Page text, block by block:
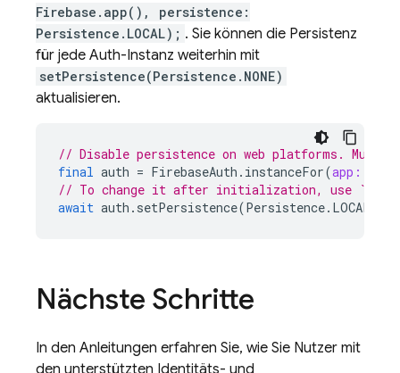
Firebase.app(), persistence:
Persistence.LOCAL); . Sie können die Persistenz
für jede Auth-Instanz weiterhin mit
setPersistence(Persistence.NONE)
aktualisieren.
// Disable persistence on web platforms.
final auth = FirebaseAuth . instanceFor(app:
// To change it after initialization, use
await auth . setPersistence(Persistence. LOCAL
Nächste Schritte
In den Anleitungen erfahren Sie, wie Sie Nutzer mit
den unterstützten Identitäts- und